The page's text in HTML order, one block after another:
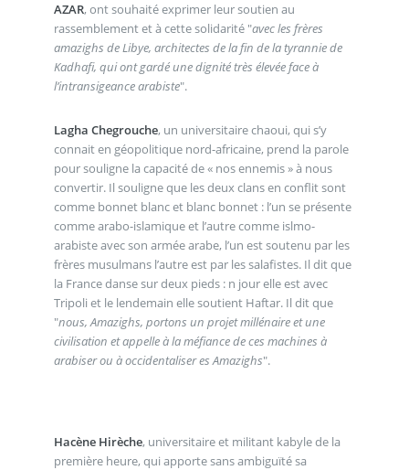
AZAR, ont souhaité exprimer leur soutien au
rassemblement et à cette solidarité "avec les frères
amazighs de Libye, architectes de la fin de la tyrannie de
Kadhafi, qui ont gardé une dignité très élevée face à
l’intransigeance arabiste".
Lagha Chegrouche, un universitaire chaoui, qui s’y
connait en géopolitique nord-africaine, prend la parole
pour souligne la capacité de « nos ennemis » à nous
convertir. Il souligne que les deux clans en conflit sont
comme bonnet blanc et blanc bonnet : l’un se présente
comme arabo-islamique et l’autre comme islmo-
arabiste avec son armée arabe, l’un est soutenu par les
frères musulmans l’autre est par les salafistes. Il dit que
la France danse sur deux pieds : n jour elle est avec
Tripoli et le lendemain elle soutient Haftar. Il dit que
"nous, Amazighs, portons un projet millénaire et une
civilisation et appelle à la méfiance de ces machines à
arabiser ou à occidentaliser es Amazighs".
Hacène Hirèche, universitaire et militant kabyle de la
première heure, qui apporte sans ambiguïté sa